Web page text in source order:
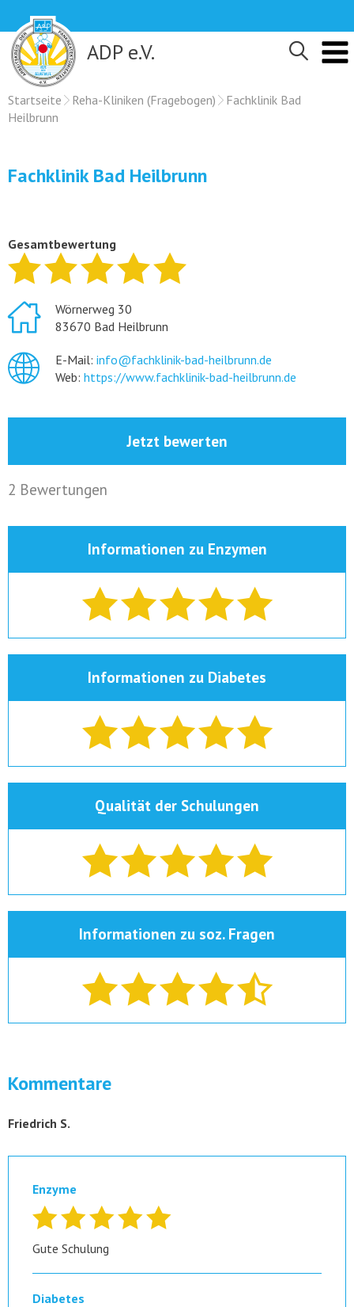
content
ADP e.V.
Startseite Reha-Kliniken (Fragebogen)
Fachklinik Bad
Heilbrunn
Fachklinik Bad Heilbrunn
Gesamtbewertung
Wörnerweg 30
83670 Bad Heilbrunn
E-Mail: info@fachklinik-bad-heilbrunn.de
Web: https://www.fachklinik-bad-heilbrunn.de
Jetzt bewerten
2 Bewertungen
Informationen zu Enzymen
Informationen zu Diabetes
Qualität der Schulungen
Informationen zu soz. Fragen
Kommentare
Friedrich S.
Enzyme
Gute Schulung
Diabetes